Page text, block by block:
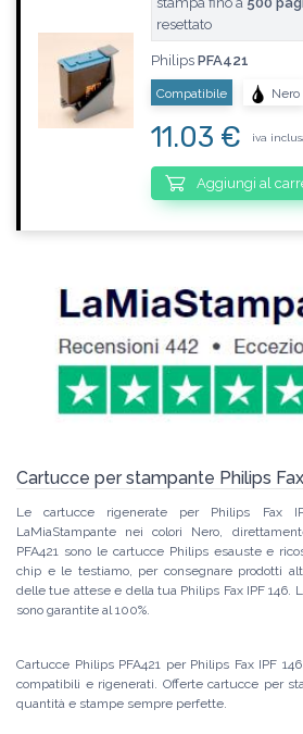
resettato
Philips PFA421
Compatibile Nero
11.03 € iva
Aggiungi al
Cartucce per stampante Philips
Le cartucce rigenerate per Philips Fax
LaMiaStampante nei colori Nero,
PFA421 sono le cartucce Philips esauste e
chip e le testiamo, per consegnare prodotti
delle tue attese e della tua Philips Fax IPF 146.
sono garantite al 100%.
Cartucce Philips PFA421 per Philips Fax IPF
compatibili e rigenerati. Offerte cartucce per
quantità e stampe sempre perfette.